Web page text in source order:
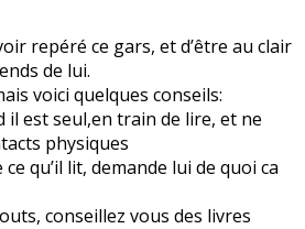
repéré ce gars, et d’être au clair
de lui.
voici quelques conseils:
il est seul,en train de lire, et ne
physiques
qu’il lit, demande lui de quoi ca
conseillez vous des livres